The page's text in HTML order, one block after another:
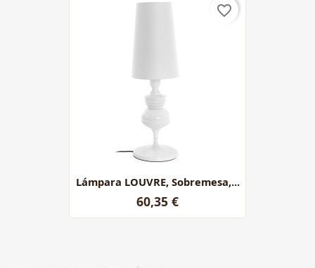
Lámpara LOUVRE, Sobremesa,...
60,35 €
favorite_border